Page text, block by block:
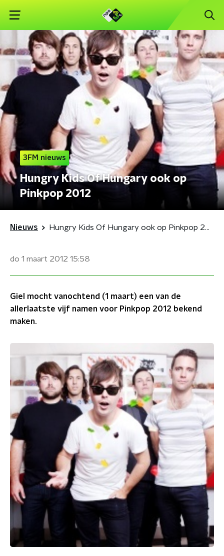
3FM nieuws
Hungry Kids Of Hungary ook op
Pinkpop 2012
Nieuws Hungry Kids Of Hungary ook op Pinkpop 2012
do 1 maart 2012 15:58
Giel mocht vanochtend (1 maart) een van de
allerlaatste vijf namen voor Pinkpop 2012 bekend
maken.